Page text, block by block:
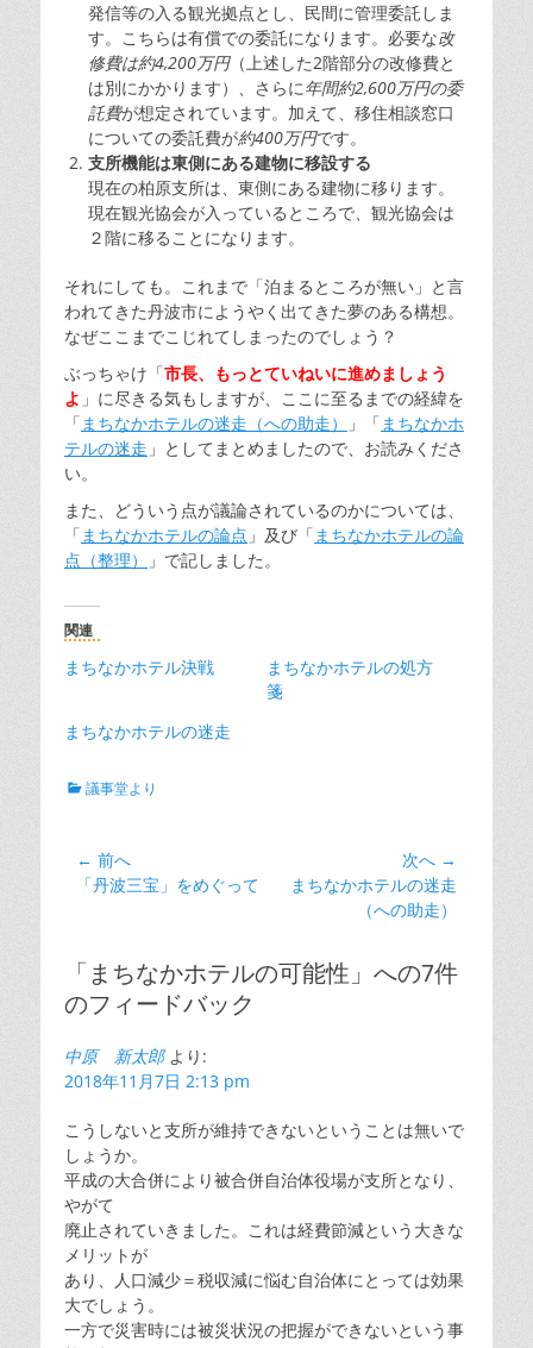
発信等の入る観光拠点とし、民間に管理委託しま
す。こちらは有償での委託になります。必要な改
修費は約4,200万円（上述した2階部分の改修費と
は別にかかります）、さらに年間約2,600万円の委
託費が想定されています。加えて、移住相談窓口
についての委託費が約400万円です。
支所機能は東側にある建物に移設する
現在の柏原支所は、東側にある建物に移ります。
現在観光協会が入っているところで、観光協会は
２階に移ることになります。
それにしても。これまで「泊まるところが無い」と言
われてきた丹波市にようやく出てきた夢のある構想。
なぜここまでこじれてしまったのでしょう？
ぶっちゃけ「市長、もっとていねいに進めましょう
よ 」に尽きる気もしますが、ここに至るまでの経緯を
「まちなかホテルの迷走（への助走） 」「まちなかホ
テルの迷走 」としてまとめましたので、お読みくださ
い。
また、どういう点が議論されているのかについては、
「まちなかホテルの論点 」及び「まちなかホテルの論
点（整理）
」で記しました。
関連
まちなかホテル決戦
まちなかホテルの処方
箋
まちなかホテルの迷走
カ 議事堂より
投
稿
ビ
ゲ
ー
シ
ョ
← 前へ
前
稿:
「丹波三宝」をめぐって
次へ →
稿:
まちなかホテルの迷走
（への助走）
「まちなかホテルの可能性」への7件
のフィードバック
中原 新太郎 より:
2018年11月7日 2:13 pm
こうしないと支所が維持できないということは無いで
しょうか。
平成の大合併により被合併自治体役場が支所となり、
やがて
廃止されていきました。これは経費節減という大きな
メリットが
あり、人口減少＝税収減に悩む自治体にとっては効果
大でしょう。
一方で災害時には被災状況の把握ができないという事